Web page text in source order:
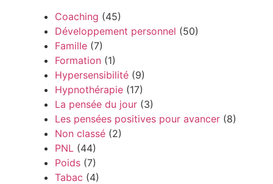
Coaching (45)
Développement personnel (50)
Famille (7)
Formation (1)
Hypersensibilité (9)
Hypnothérapie (17)
La pensée du jour (3)
Les pensées positives pour avancer (8)
Non classé (2)
PNL (44)
Poids (7)
Tabac (4)